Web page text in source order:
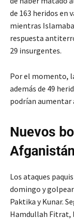
de 163 heridos en
mientras
respuesta
29 insurgentes.
Por el momento,
además de 49
podrían aumentar
Nuevos
Afganistán
Los ataques
domingo y
Paktika y Kunar.
Hamdullah Fitrat,